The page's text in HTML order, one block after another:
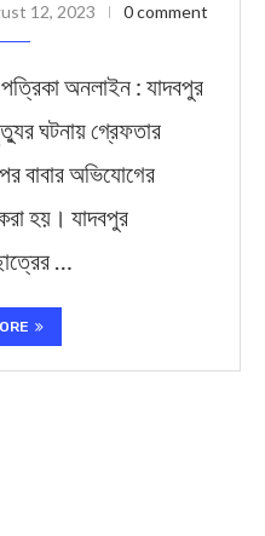
12, 2023 0 comment
অনলাইন : যাদবপুর
ঘটনায় গ্রেফতার
বাবার অভিযোগের
হয়। যাদবপুর
…